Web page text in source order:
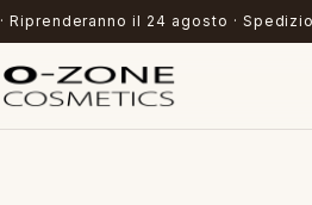
· Riprenderanno il 24 agosto ·